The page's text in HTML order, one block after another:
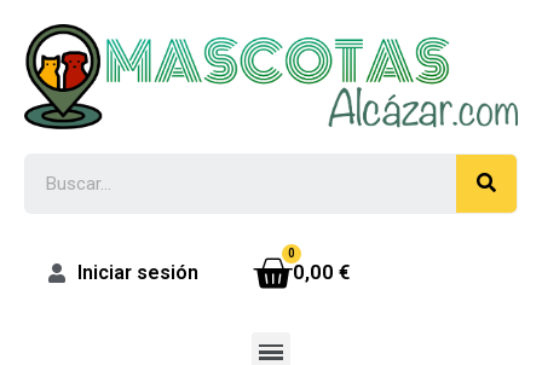
Iniciar sesión 0,00 €